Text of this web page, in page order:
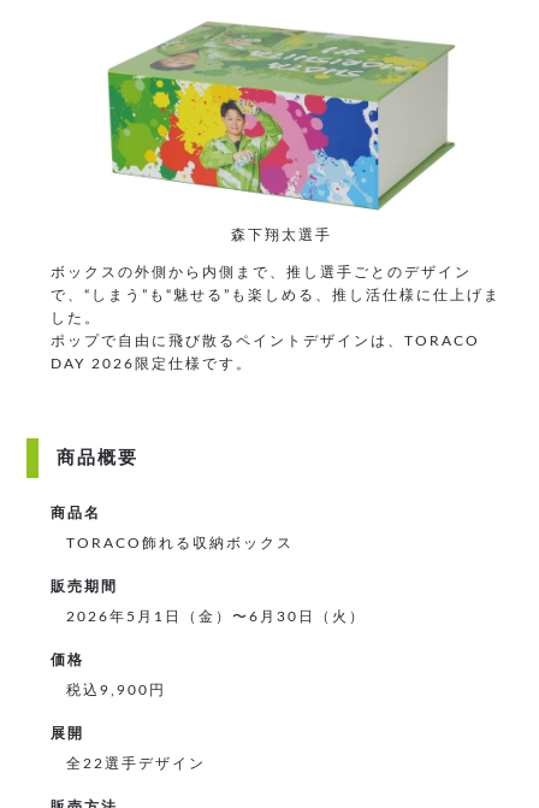
森下翔太選手
ボックスの外側から内側まで、推し選手ごとのデザイン
で、“しまう”も“魅せる”も楽しめる、推し活仕様に仕上げま
した。
ポップで自由に飛び散るペイントデザインは、TORACO
DAY 2026限定仕様です。
商品概要
商品名
TORACO飾れる収納ボックス
販売期間
2026年5月1日（金）〜6月30日（火）
価格
税込9,900円
展開
全22選手デザイン